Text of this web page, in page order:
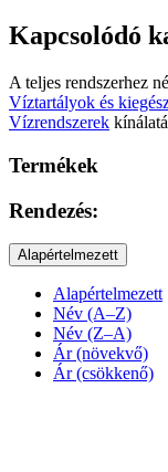
Kapcsolódó
A teljes rendszerhez
Víztartályok és
Vízrendszerek
Termékek
Rendezés:
Alapértelmezett
Alapértelmezett
Név (A–Z)
Név (Z–A)
Ár (növekvő)
Ár (csökkenő)